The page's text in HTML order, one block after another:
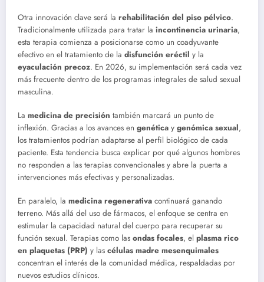
Otra innovación clave será la rehabilitación del piso pélvico.
Tradicionalmente utilizada para tratar la incontinencia urinaria,
esta terapia comienza a posicionarse como un coadyuvante
efectivo en el tratamiento de la disfunción eréctil y la
eyaculación precoz. En 2026, su implementación será cada vez
más frecuente dentro de los programas integrales de salud sexual
masculina.
La medicina de precisión también marcará un punto de
inflexión. Gracias a los avances en genética y genómica sexual,
los tratamientos podrían adaptarse al perfil biológico de cada
paciente. Esta tendencia busca explicar por qué algunos hombres
no responden a las terapias convencionales y abre la puerta a
intervenciones más efectivas y personalizadas.
En paralelo, la medicina regenerativa continuará ganando
terreno. Más allá del uso de fármacos, el enfoque se centra en
estimular la capacidad natural del cuerpo para recuperar su
función sexual. Terapias como las ondas focales, el plasma rico
en plaquetas (PRP) y las células madre mesenquimales
concentran el interés de la comunidad médica, respaldadas por
nuevos estudios clínicos.